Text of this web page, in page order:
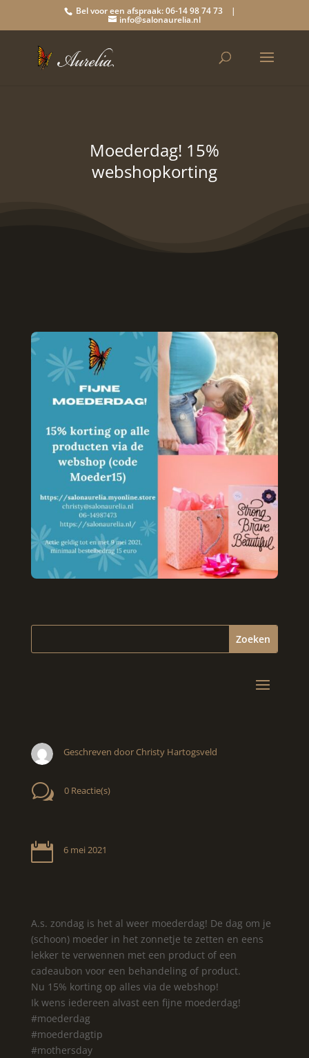
Bel voor een afspraak: 06-14 98 74 73 |
info@salonaurelia.nl
Moederdag! 15%
webshopkorting
Geschreven door Christy Hartogsveld
w 0 Reactie(s)
 6 mei 2021
A.s. zondag is het al weer moederdag! De dag om je
(schoon) moeder in het zonnetje te zetten en eens
lekker te verwennen met een product of een
cadeaubon voor een behandeling of product.
Nu 15% korting op alles via de webshop!
Ik wens iedereen alvast een fijne moederdag!
#moederdag
#moederdagtip
#mothersday